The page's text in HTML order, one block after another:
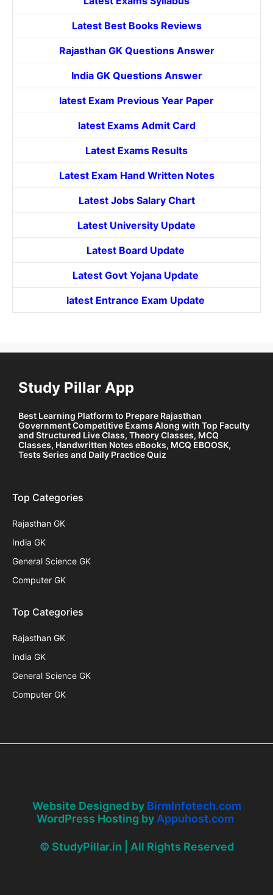
Latest Best Books Reviews
Rajasthan GK Questions Answer
India GK Questions Answer
latest Exam Previous Year Paper
latest Exams Admit Card
Latest Exams Results
Latest Exam Hand Written Notes
Latest Jobs Salary Chart
Latest University Update
Latest Board Update
Latest Govt YojanaUpdate
latest Entrance Exam Update
Study Pillar App
Best Learning Platform to Prepare Rajasthan
Government Competitive Exams Along with Top Faculty
and Structured Live Class, Theory Classes, MCQ
Classes, Handwritten Notes eBooks, MCQ EBOOSK,
Tests Series and Daily Practice Quiz
Top Categories
Rajasthan GK
India GK
General Science GK
Computer GK
Top Categories
Rajasthan GK
India GK
General Science GK
Computer GK
Website Designed by BirmInfotech.com
WordPress Hosting by Appuhost.com
© StudyPillar.in | All Rights Reserved